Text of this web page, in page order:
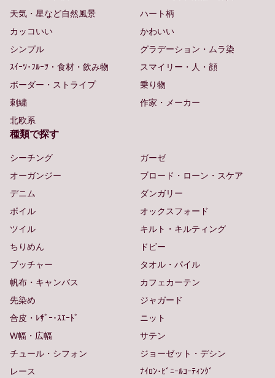
天気・星など自然風景
ハート柄
カッコいい
かわいい
シンプル
グラデーション・ムラ染
ｽｲｰﾂ･ﾌﾙｰﾂ・食材・飲み物
スマイリー・人・顔
ボーダー・ストライプ
乗り物
刺繍
作家・メーカー
北欧系
種類で探す
シーチング
ガーゼ
オーガンジー
ブロード・ローン・スケア
デニム
ダンガリー
ボイル
オックスフォード
ツイル
キルト・キルティング
ちりめん
ドビー
ブッチャー
タオル・パイル
帆布・キャンバス
カフェカーテン
先染め
ジャガード
合皮・ﾚｻﾞｰ･ｽｴｰﾄﾞ
ニット
W幅・広幅
サテン
チュール・シフォン
ジョーゼット・デシン
レース
ﾅｲﾛﾝ･ﾋﾞﾆｰﾙｺｰﾃｨﾝｸﾞ